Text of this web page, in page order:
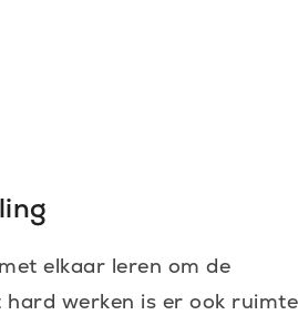
elkaar leren om de
werken is er ook ruimte